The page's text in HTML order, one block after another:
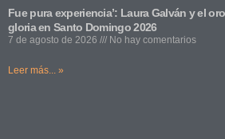
Fue pura experiencia’: Laura Galván y el
gloria en Santo Domingo 2026
7 de agosto de 2026 No hay comentarios
Leer más... »